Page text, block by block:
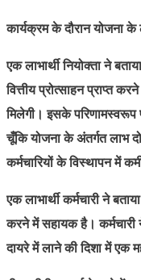
कार्यक्रम के दौरान योजना के
एक लाभार्थी नियोक्ता ने
वित्तीय प्रोत्साहन प्राप्त
मिलेगी। इसके परिणामस्वरूप
चूँकि योजना के अंतर्गत लाभ
कर्मचारियों के विस्थापन में
एक लाभार्थी कर्मचारी ने
करने में सहायक है। कर्मचारी
दायरे में लाने की दिशा में एक